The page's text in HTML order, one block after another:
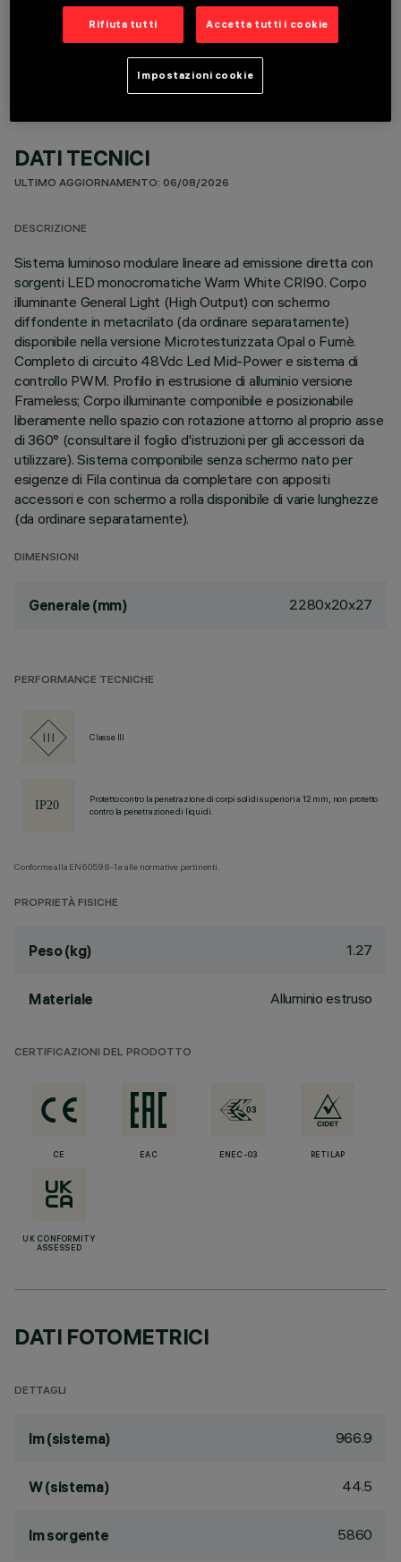
COMPONENTI OPZIONALI
DATI TECNICI
ULTIMO AGGIORNAMENTO: 06/08/2026
DESCRIZIONE
Sistema luminoso modulare lineare ad emissione diretta con
sorgenti LED monocromatiche Warm White CRI90. Corpo
illuminante General Light (High Output) con schermo
diffondente in metacrilato (da ordinare separatamente)
disponibile nella versione Microtesturizzata Opal o Fumè.
Completo di circuito 48Vdc Led Mid-Power e sistema di
controllo PWM. Profilo in estrusione di alluminio versione
Frameless; Corpo illuminante componibile e posizionabile
liberamente nello spazio con rotazione attorno al proprio asse
di 360° (consultare il foglio d'istruzioni per gli accessori da
utilizzare). Sistema componibile senza schermo nato per
esigenze di Fila continua da completare con appositi
accessori e con schermo a rolla disponibile di varie lunghezze
(da ordinare separatamente).
DIMENSIONI
Generale (mm) 2280x20x27
PERFORMANCE TECNICHE
Classe III
Protetto contro la penetrazione di corpi solidi superiori a 12 mm, non protetto
contro la penetrazione di liquidi.
Conforme alla EN60598-1 e alle normative pertinenti.
PROPRIETÀ FISICHE
Peso (kg) 1.27
Materiale Alluminio estruso
CERTIFICAZIONI DEL PRODOTTO
CE EAC ENEC-03 RETILAP
UK CONFORMITY
ASSESSED
DATI FOTOMETRICI
DETTAGLI
lm (sistema) 966.9
W (sistema) 44.5
lm sorgente 5860
Rifiuta tutti Accetta tutti i cookie
Impostazioni cookie